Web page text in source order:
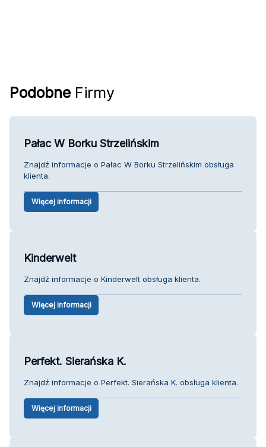
Podobne Firmy
Pałac W Borku Strzelińskim
Znajdź informacje o Pałac W Borku Strzelińskim obsługa
klienta.
Więcej informacji
Kinderwelt
Znajdź informacje o Kinderwelt obsługa klienta.
Więcej informacji
Perfekt. Sierańska K.
Znajdź informacje o Perfekt. Sierańska K. obsługa klienta.
Więcej informacji